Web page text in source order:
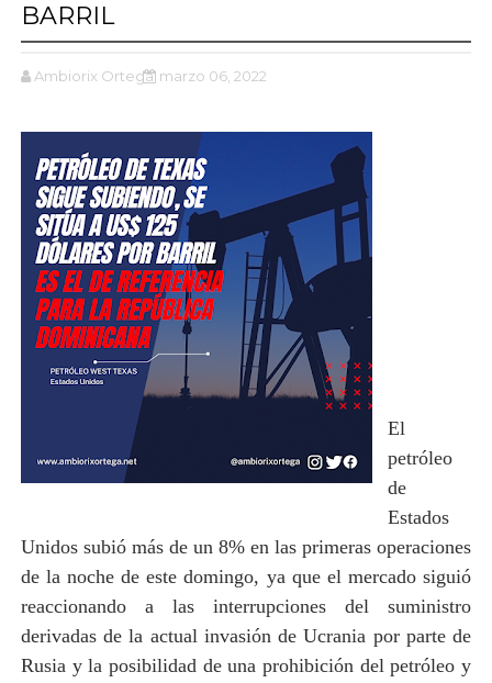
BARRIL
Ambiorix Ortega marzo 06, 2022
El
petróleo
de
Estados
Unidos subió más de un 8% en las primeras operaciones
de la noche de este domingo, ya que el mercado siguió
reaccionando a las interrupciones del suministro
derivadas de la actual invasión de Ucrania por parte de
Rusia y la posibilidad de una prohibición del petróleo y